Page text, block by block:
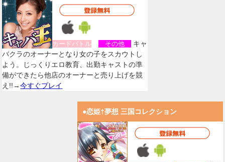
カードバトル その他
キャ
バクラのオーナーとなり女の子をスカウトし
よう。じっくりエロ教育、出勤キャストの準
備ができたら他店のオーナーと売り上げを競
え!!→今すぐプレイ
●恋姫†夢想 三国コレクション